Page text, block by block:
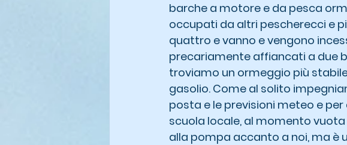
barche a motore e da pesca
occupati da altri pescherecci e
quattro e vanno e vengono
precariamente affiancati a due
troviamo un ormeggio più
gasolio. Come al solito
posta e le previsioni meteo e
scuola locale, al momento
alla pompa accanto a noi, ma è